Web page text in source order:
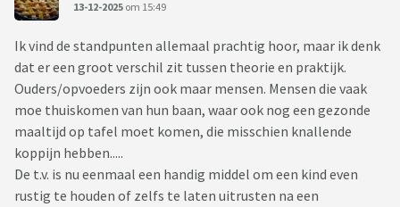
13-12-2025 om 15:49
Ik vind de standpunten allemaal prachtig hoor, maar ik denk
dat er een groot verschil zit tussen theorie en praktijk.
Ouders/opvoeders zijn ook maar mensen. Mensen die vaak
moe thuiskomen van hun baan, waar ook nog een gezonde
maaltijd op tafel moet komen, die misschien knallende
koppijn hebben.....
De t.v. is nu eenmaal een handig middel om een kind even
rustig te houden of zelfs te laten uitrusten na een